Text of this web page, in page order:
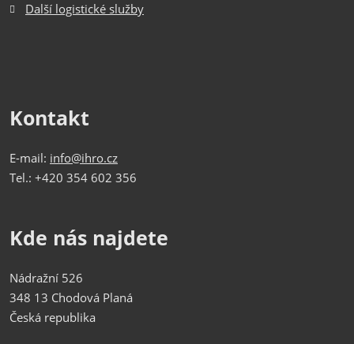
Další logistické služby
Kontakt
E-mail: info@ihro.cz
Tel.: +420 354 602 356
Kde nás najdete
Nádražní 526
348 13 Chodová Planá
Česká republika